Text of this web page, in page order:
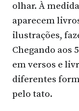
olhar. À
aparecem
ilustrações,
Chegando aos
em versos e
diferentes
pelo tato.